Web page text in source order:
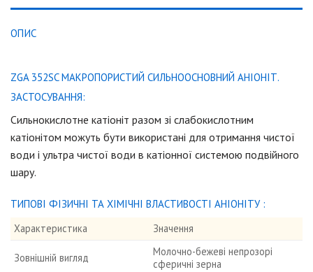
ОПИС
ZGA 352SC МАКРОПОРИСТИЙ СИЛЬНООСНОВНИЙ АНІОНІТ.
ЗАСТОСУВАННЯ:
Сильнокислотнe катіоніт разом зі слабокислотним
катіонітом можуть бути використані для отримання чистої
води і ультра чистої води в катіонної системою подвійного
шару.
ТИПОВІ ФІЗИЧНІ ТА ХІМІЧНІ ВЛАСТИВОСТІ АНІОНІТУ :
Характеристика
Значення
Зовнішній вигляд
Молочно-бежеві непрозорі
сферичні зерна